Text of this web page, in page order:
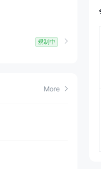
規制中
More